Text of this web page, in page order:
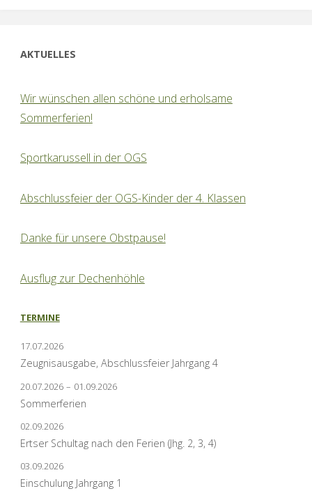
AKTUELLES
Wir wünschen allen schöne und erholsame
Sommerferien!
Sportkarussell in der OGS
Abschlussfeier der OGS-Kinder der 4. Klassen
Danke für unsere Obstpause!
Ausflug zur Dechenhöhle
TERMINE
17.07.2026
Zeugnisausgabe, Abschlussfeier Jahrgang 4
20.07.2026 – 01.09.2026
Sommerferien
02.09.2026
Ertser Schultag nach den Ferien (Jhg. 2, 3, 4)
03.09.2026
Einschulung Jahrgang 1